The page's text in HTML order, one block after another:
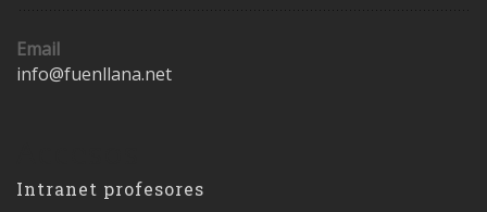
Email
info@fuenllana.net
Intranet profesores